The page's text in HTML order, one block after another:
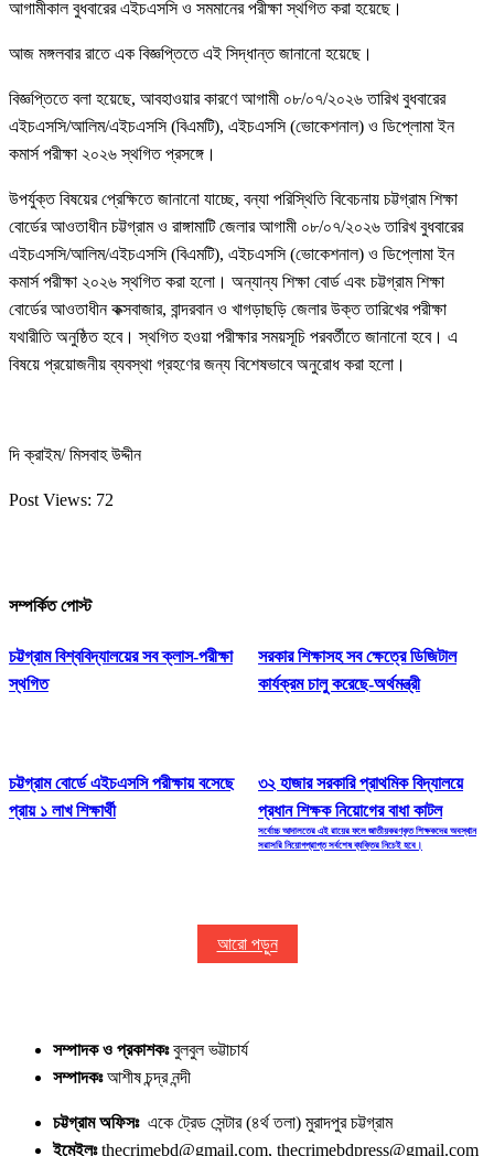
আগামীকাল বুধবারের এইচএসসি ও সমমানের পরীক্ষা স্থগিত করা হয়েছে।
আজ মঙ্গলবার রাতে এক বিজ্ঞপ্তিতে এই সিদ্ধান্ত জানানো হয়েছে।
বিজ্ঞপ্তিতে বলা হয়েছে, আবহাওয়ার কারণে আগামী ০৮/০৭/২০২৬ তারিখ বুধবারের
এইচএসসি/আলিম/এইচএসসি (বিএমটি), এইচএসসি (ভোকেশনাল) ও ডিপ্লোমা ইন
কমার্স পরীক্ষা ২০২৬ স্থগিত প্রসঙ্গে।
উপর্যুক্ত বিষয়ের প্রেক্ষিতে জানানো যাচ্ছে, বন্যা পরিস্থিতি বিবেচনায় চট্টগ্রাম শিক্ষা
বোর্ডের আওতাধীন চট্টগ্রাম ও রাঙ্গামাটি জেলার আগামী ০৮/০৭/২০২৬ তারিখ বুধবারের
এইচএসসি/আলিম/এইচএসসি (বিএমটি), এইচএসসি (ভোকেশনাল) ও ডিপ্লোমা ইন
কমার্স পরীক্ষা ২০২৬ স্থগিত করা হলো। অন্যান্য শিক্ষা বোর্ড এবং চট্টগ্রাম শিক্ষা
বোর্ডের আওতাধীন কক্সবাজার, বান্দরবান ও খাগড়াছড়ি জেলার উক্ত তারিখের পরীক্ষা
যথারীতি অনুষ্ঠিত হবে। স্থগিত হওয়া পরীক্ষার সময়সূচি পরবর্তীতে জানানো হবে। এ
বিষয়ে প্রয়োজনীয় ব্যবস্থা গ্রহণের জন্য বিশেষভাবে অনুরোধ করা হলো।
দি ক্রাইম/ মিসবাহ উদ্দীন
Post Views: 72
সম্পর্কিত পোস্ট
চট্টগ্রাম বিশ্ববিদ্যালয়ের সব ক্লাস-পরীক্ষা
স্থগিত
সরকার শিক্ষাসহ সব ক্ষেত্রে ডিজিটাল
কার্যক্রম চালু করেছে-অর্থমন্ত্রী
চট্টগ্রাম বোর্ডে এইচএসসি পরীক্ষায় বসেছে
প্রায় ১ লাখ শিক্ষার্থী
৩২ হাজার সরকারি প্রাথমিক বিদ্যালয়ে
প্রধান শিক্ষক নিয়োগের বাধা কাটল
সর্বোচ্চ আদালতের এই রায়ের ফলে জাতীয়করণকৃত শিক্ষকদের অবস্থান
সরাসরি নিয়োগপ্রাপ্ত সর্বশেষ ব্যক্তির নিচেই হবে।
আরো পড়ুন
সম্পাদক ও প্রকাশকঃবুলবুল ভট্টাচার্য
সম্পাদকঃআশীষ চন্দ্র নন্দী
চট্টগ্রাম অফিসঃএকে ট্রেড সেন্টার (৪র্থ তলা) মুরাদপুর চট্টগ্রাম
ইমেইলঃthecrimebd@gmail.com, thecrimebdpress@gmail.com